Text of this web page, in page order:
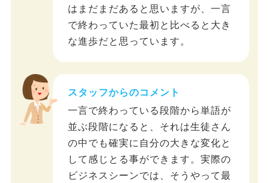
はまだまだあると思いますが、一言
で終わっていた最初と比べると大き
な進歩だと思っています。
スタッフからのコメント
一言で終わっている段階から単語が
並ぶ段階になると、それは生徒さん
の中でも確実に自分の大きな変化と
して感じとる事ができます。実際の
ビジネスシーンでは、そうやって最